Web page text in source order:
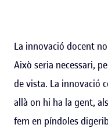
La innovació docent
Això seria necessari,
de vista. La innovació
allà on hi ha la gent,
fem en píndoles